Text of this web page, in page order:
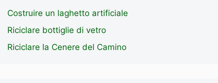
Costruire un laghetto artificiale
Riciclare bottiglie di vetro
Riciclare la Cenere del Camino